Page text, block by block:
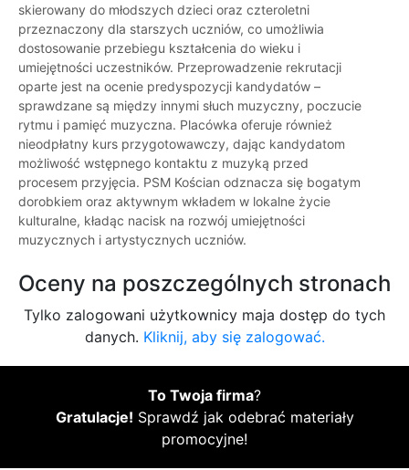
skierowany do młodszych dzieci oraz czteroletni
przeznaczony dla starszych uczniów, co umożliwia
dostosowanie przebiegu kształcenia do wieku i
umiejętności uczestników. Przeprowadzenie rekrutacji
oparte jest na ocenie predyspozycji kandydatów –
sprawdzane są między innymi słuch muzyczny, poczucie
rytmu i pamięć muzyczna. Placówka oferuje również
nieodpłatny kurs przygotowawczy, dając kandydatom
możliwość wstępnego kontaktu z muzyką przed
procesem przyjęcia. PSM Kościan odznacza się bogatym
dorobkiem oraz aktywnym wkładem w lokalne życie
kulturalne, kładąc nacisk na rozwój umiejętności
muzycznych i artystycznych uczniów.
Oceny na poszczególnych stronach
Tylko zalogowani użytkownicy maja dostęp do tych
danych. Kliknij, aby się zalogować.
To Twoja firma?
Gratulacje! Sprawdź jak odebrać materiały
promocyjne!